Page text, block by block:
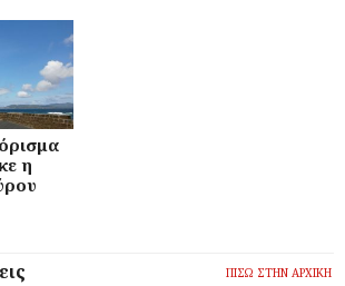
η
ΠΙΣΩ ΣΤΗΝ ΑΡΧΙΚΗ